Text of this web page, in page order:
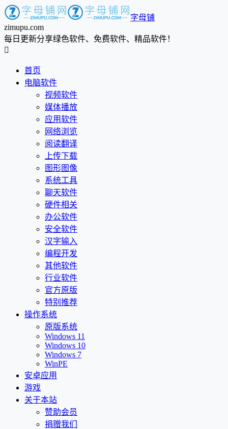
字母铺
zimupu.com
每日更新分享绿色软件、免费软件、精品软件！

首页
电脑软件
视频软件
媒体播放
应用软件
网络浏览
阅读翻译
上传下载
图形图像
系统工具
聊天软件
硬件相关
办公软件
安全软件
汉字输入
编程开发
其他软件
行业软件
官方原版
特别推荐
操作系统
原版系统
Windows 11
Windows 10
Windows 7
WinPE
安卓应用
游戏
关于本站
赞助会员
捐赠我们